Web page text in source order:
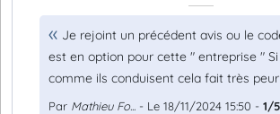
Je rejoint un précédent avis ou le
est en option pour cette " entreprise "
comme ils conduisent cela fait très peur
Par Mathieu Fo... - Le 18/11/2024 15:50 - 1/5